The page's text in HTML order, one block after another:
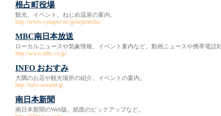
根占町役場
観光、イベント、ねじめ温泉の案内。
http://www.synapse.ne.jp/nejimecho/
MBC南日本放送
ローカルニュースや気象情報、イベント案内など。動画ニュースや携帯電話
http://www.mbc.co.jp/
INFO おおすみ
大隅のお店や観光場所の紹介。イベントの案内。
http://info-oosumi.jp
南日本新聞
南日本新聞のWeb版。紙面のピックアップなど。